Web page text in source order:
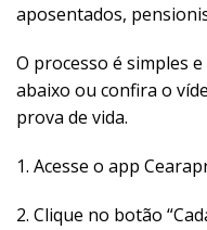
aposentados,
O processo é simples
abaixo ou confira o
prova de vida.
1. Acesse o app
2. Clique no botão